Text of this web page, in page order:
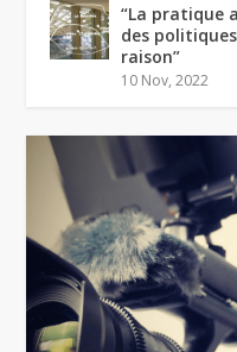
“La pratique
des
raison”
10 Nov, 2022